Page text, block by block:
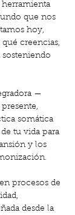
que nos
hoy,
creencias,
—
somática
tu vida para
y los
procesos de
desde la